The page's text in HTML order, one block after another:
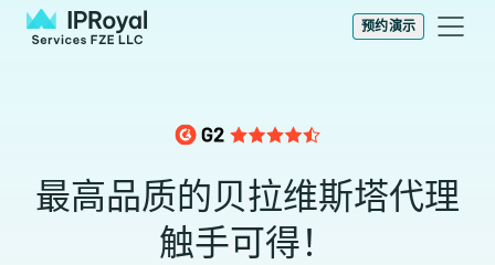
预约演示
最高品质的贝拉维斯塔代理
触手可得！